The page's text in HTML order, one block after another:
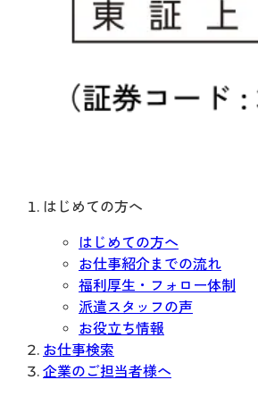
はじめての方へ
はじめての方へ
お仕事紹介までの流れ
福利厚生・フォロー体制
派遣スタッフの声
お役立ち情報
お仕事検索
企業のご担当者様へ